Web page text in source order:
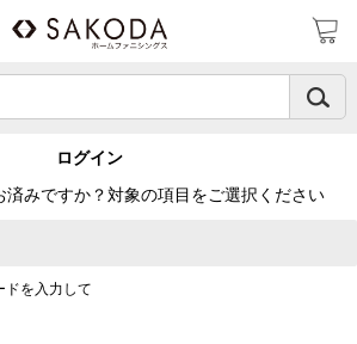
ログイン
済みですか？対象の項目をご選択ください
ドを入力して